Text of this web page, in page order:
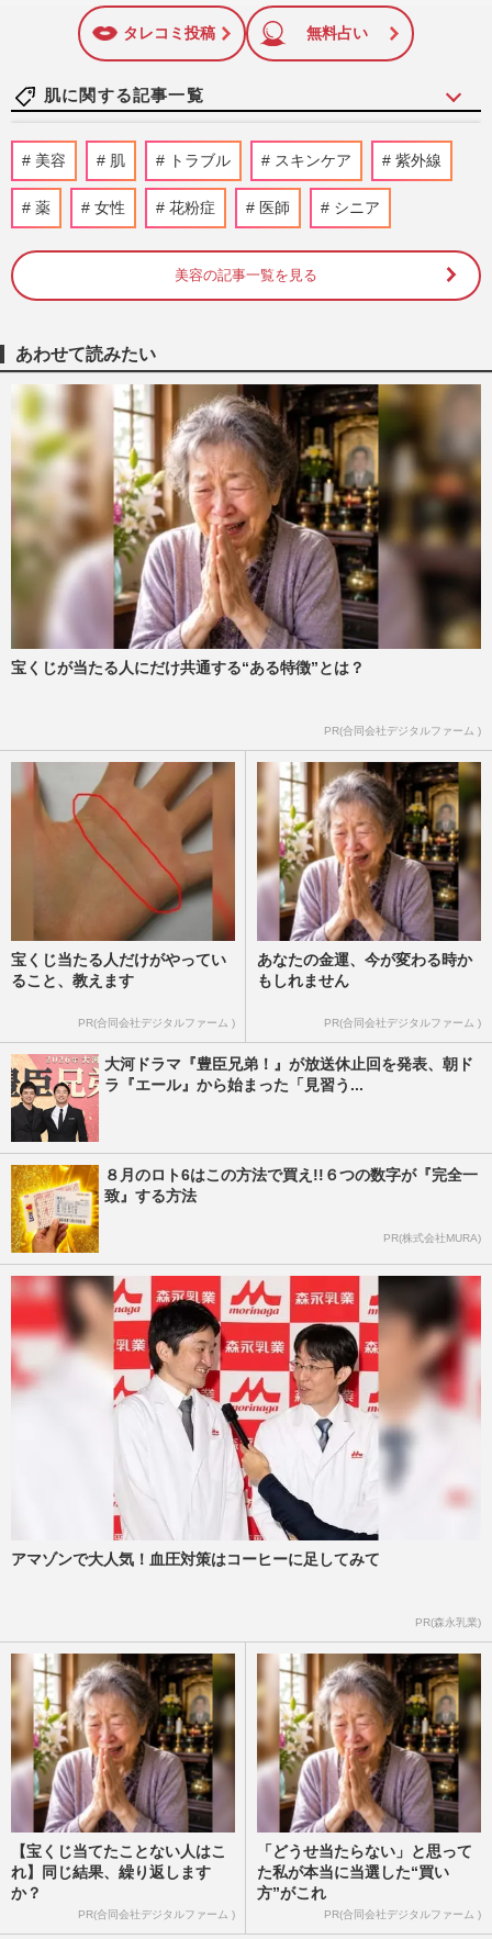
に追加
タレコミ投稿 無料占い
肌に関する記事一覧
《「肌のバリア機能」が低下するNG行
動》シミ、シワ、たるみの原因になる“逆
効果なスキンケア”を見直し
週刊女性2026年8月11日号
《女子バレーネーションズリーグ》キャプ
テン・石川真佑らの「毛穴はどこ？」選手
週刊女性PRIME
シミやたるみ、太りやすい体質だって改
善！名医が教える『肌・髪・身体・心』を
キレイに作りかえる“8つの…
週刊女性2026年5月12日・19日号 2026/5/5
血管の名医が教える“ずぼらストレッチ”で
「美肌や薄毛予防も期待」座ったまま1日5
分で始めるケア法
週刊女性2026年4月28日・5月5日号
【せいろダイエット】たんぽぽ・川村エミ
美容 肌 トラブル スキンケア 紫外線
薬 女性 花粉症 医師 シニア
美容の記事一覧を見る
あわせて読みたい
宝くじが当たる人にだけ共通する“ある特徴”とは？
PR(合同会社デジタルファーム )
宝くじ当たる人だけがやってい
ること、教えます
PR(合同会社デジタルファーム )
あなたの金運、今が変わる時か
もしれません
PR(合同会社デジタルファーム )
大河ドラマ『豊臣兄弟！』が放送休止回を発表、朝ド
ラ『エール』から始まった「見習う...
８月のロト6はこの方法で買え!!６つの数字が『完全一
致』する方法
PR(株式会社MURA)
アマゾンで大人気！血圧対策はコーヒーに足してみて
PR(森永乳業)
【宝くじ当てたことない人はこ
れ】同じ結果、繰り返します
か？
PR(合同会社デジタルファーム )
「どうせ当たらない」と思って
た私が本当に当選した“買い
方”がこれ
PR(合同会社デジタルファーム )